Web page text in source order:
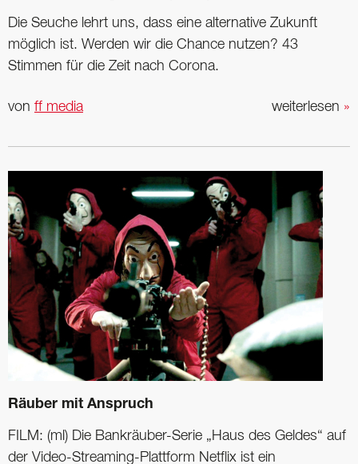
Die Seuche lehrt uns, dass eine alternative Zukunft
möglich ist. Werden wir die Chance nutzen? 43
Stimmen für die Zeit nach Corona.
weiterlesen »
von ff media
Räuber mit Anspruch
FILM: (ml) Die Bankräuber-Serie „Haus des Geldes“ auf
der Video-Streaming-Plattform Netflix ist ein